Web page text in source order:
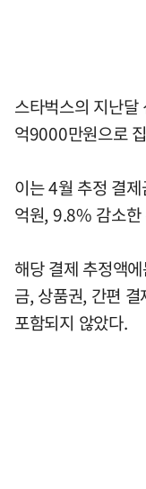
스타벅스의 지난
억9000만원으로
이는 4월 추정 결
억원, 9.8% 감소한
해당 결제 추정액
금, 상품권, 간편
포함되지 않았다.